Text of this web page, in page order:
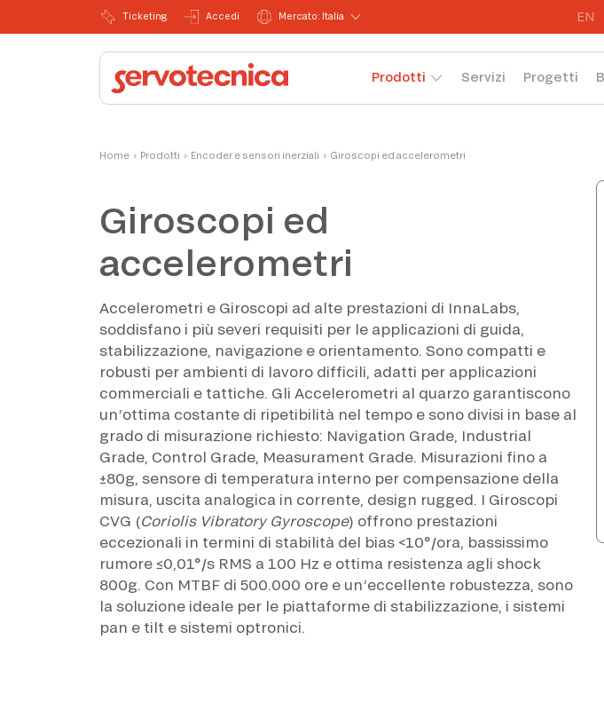
Ticketing Accedi Mercato: Italia EN
Prodotti Servizi Progetti
Home › Prodotti › Encoder e sensori inerziali › Giroscopi ed accelerometri
Giroscopi ed
accelerometri
Accelerometri e Giroscopi ad alte prestazioni di InnaLabs,
soddisfano i più severi requisiti per le applicazioni di guida,
stabilizzazione, navigazione e orientamento. Sono compatti e
robusti per ambienti di lavoro difficili, adatti per applicazioni
commerciali e tattiche. Gli Accelerometri al quarzo garantiscono
un’ottima costante di ripetibilità nel tempo e sono divisi in base al
grado di misurazione richiesto: Navigation Grade, Industrial
Grade, Control Grade, Measurament Grade. Misurazioni fino a
±80g, sensore di temperatura interno per compensazione della
misura, uscita analogica in corrente, design rugged. I Giroscopi
CVG (Coriolis Vibratory Gyroscope) offrono prestazioni
eccezionali in termini di stabilità del bias <10°/ora, bassissimo
rumore ≤0,01°/s RMS a 100 Hz e ottima resistenza agli shock
800g. Con MTBF di 500.000 ore e un’eccellente robustezza, sono
la soluzione ideale per le piattaforme di stabilizzazione, i sistemi
pan e tilt e sistemi optronici.